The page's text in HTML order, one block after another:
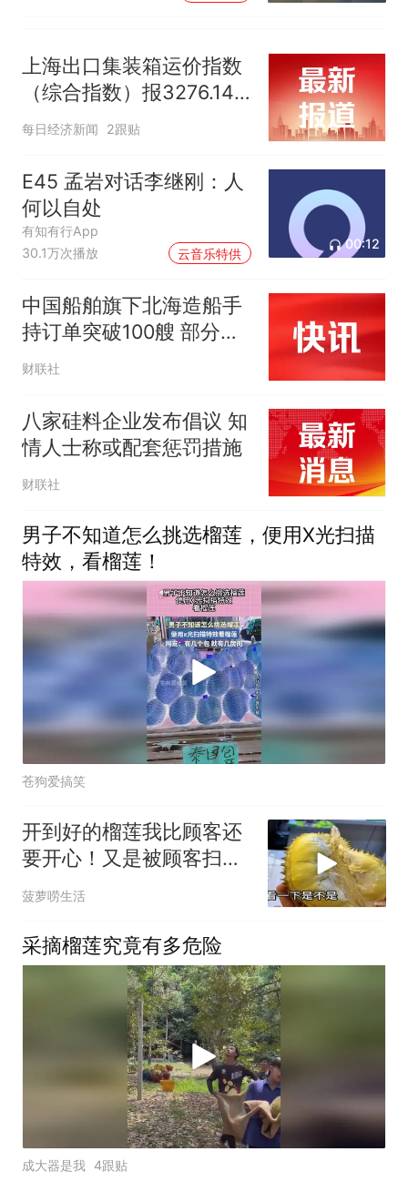
上海出口集装箱运价指数
（综合指数）报3276.14
点，与上期相比涨70.17点
每日经济新闻 2跟贴
E45 孟岩对话李继刚：人
何以自处
有知有行App
30.1万次播放
云音乐特供
00:12
中国船舶旗下北海造船手
持订单突破100艘 部分订
单交船期已排至2030年
财联社
八家硅料企业发布倡议 知
情人士称或配套惩罚措施
财联社
男子不知道怎么挑选榴莲，便用X光扫描
特效，看榴莲！
苍狗爱搞笑
开到好的榴莲我比顾客还
要开心！又是被顾客扫货
的一天
菠萝唠生活
采摘榴莲究竟有多危险
成大器是我 4跟贴